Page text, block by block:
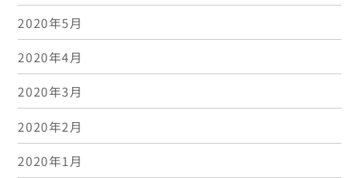
2020年5月
2020年4月
2020年3月
2020年2月
2020年1月